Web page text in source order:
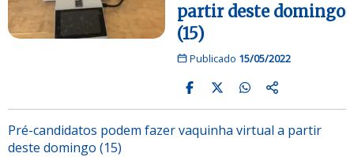
partir deste domingo
(15)
Publicado 15/05/2022
Pré-candidatos podem fazer vaquinha virtual a partir
deste domingo (15)